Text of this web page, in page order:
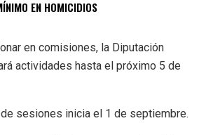
EN HOMICIDIOS
en comisiones, la Diputación
actividades hasta el próximo 5 de
sesiones inicia el 1 de septiembre.